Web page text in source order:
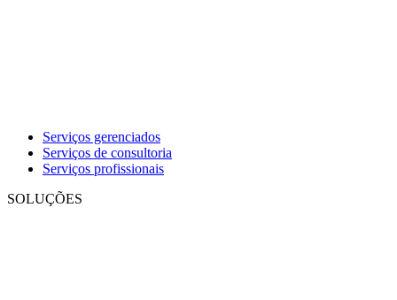
Serviços gerenciados
Serviços de consultoria
Serviços profissionais
SOLUÇÕES